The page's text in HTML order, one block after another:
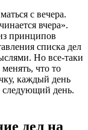
с вечера.
вчера».
принципов
списка дел
Но все-таки
что то
каждый день
следующий день.
дел на